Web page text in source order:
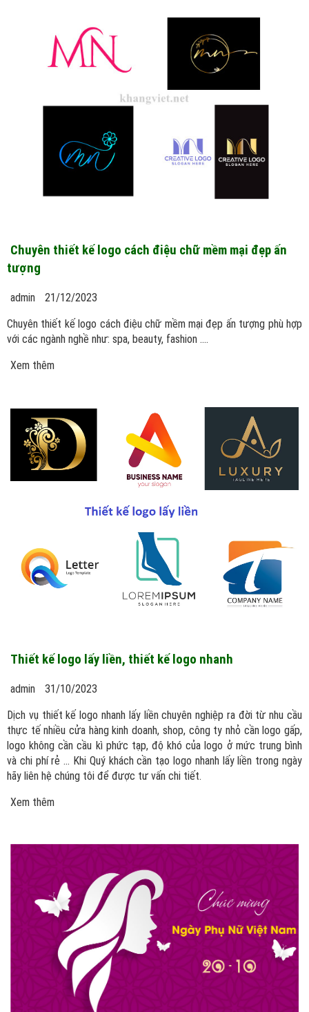
Chuyên thiết kế logo cách điệu chữ mềm mại đẹp ấn
tượng
admin
21/12/2023
Chuyên thiết kế logo cách điệu chữ mềm mại đẹp ấn tượng phù hợp
với các ngành nghề như: spa, beauty, fashion ....
Xem thêm
Thiết kế logo lấy liền, thiết kế logo nhanh
admin
31/10/2023
Dịch vụ thiết kế logo nhanh lấy liền chuyên nghiệp ra đời từ nhu cầu
thực tế nhiều cửa hàng kinh doanh, shop, công ty nhỏ cần logo gấp,
logo không cần cầu kì phức tạp, độ khó của logo ở mức trung bình
và chi phí rẻ ... Khi Quý khách cần tạo logo nhanh lấy liền trong ngày
hãy liên hệ chúng tôi để được tư vấn chi tiết.
Xem thêm